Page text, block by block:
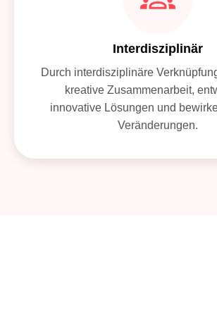
Interdisziplinär
Durch interdisziplinäre
kreative Zusammenarbeit,
innovative Lösungen und
Veränderungen.